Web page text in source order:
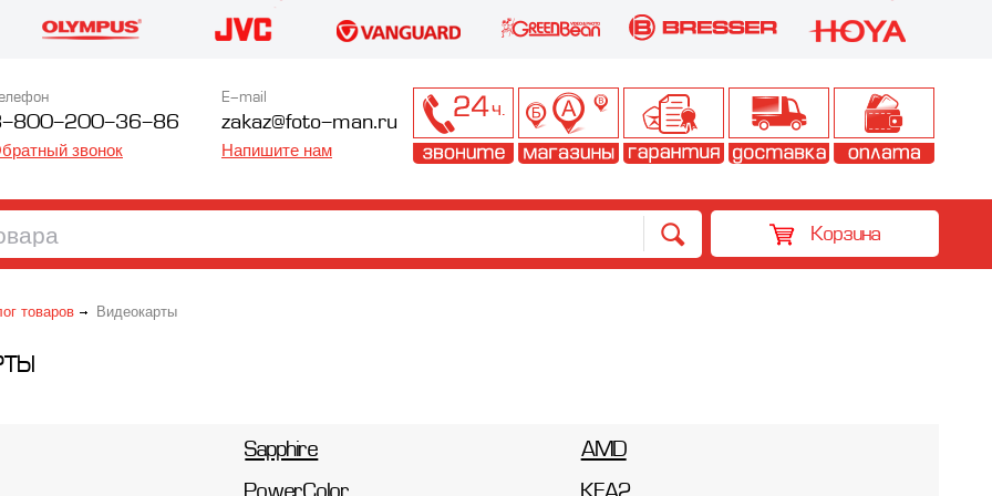
800-200-36-86
звонок
E-mail
zakaz@foto-man.ru
Напишите нам
Корзина
товаров Видеокарты
Sapphire
AMD